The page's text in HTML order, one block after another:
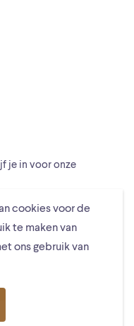
cookies voor de
te maken van
ons gebruik van
je in voor onze
worden opgeslagen